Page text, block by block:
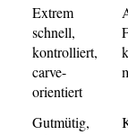
Extrem
schnell,
kontrolliert,
carve-
orientiert
Gutmütig,